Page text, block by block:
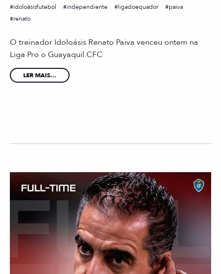
idoloásisfutebol
independiente ligadoequador
paiva
renato
O treinador Idoloásis Renato Paiva venceu ontem na
Liga Pro o Guayaquil CFC
LER MAIS...